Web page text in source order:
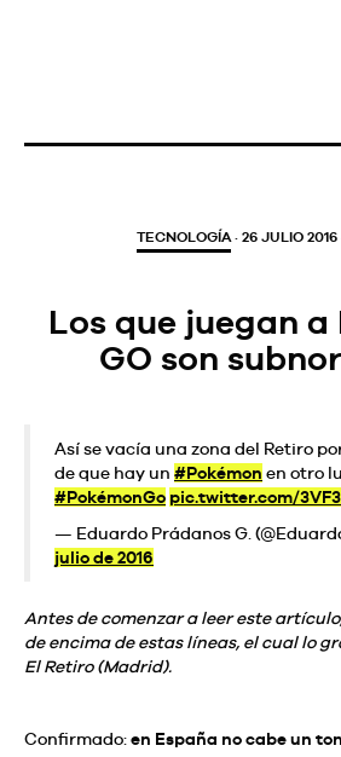
TECNOLOGÍA· 26 JULIO 2016
Los que juegan a
GO son
Así se vacía una zona del Retiro
de que hay un #Pokémon en otro
#PokémonGo pic.twitter.com/
— Eduardo Prádanos G.
julio de 2016
Antes de comenzar a leer este
de encima de estas líneas, el cual lo
El Retiro (Madrid).
Confirmado:en España no cabe un